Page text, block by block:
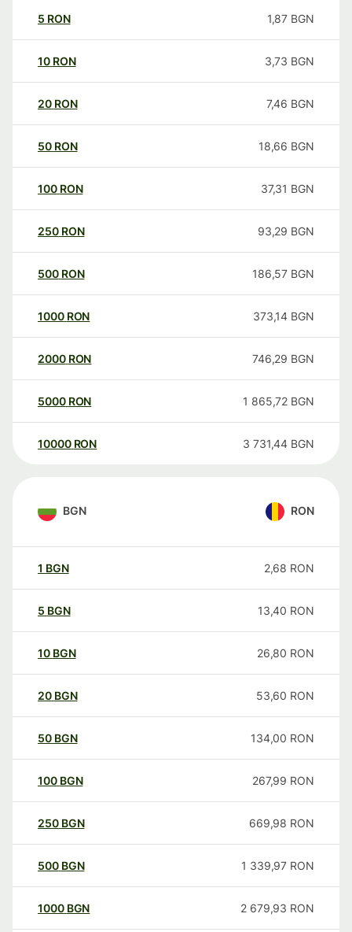
5 RON 1,87 BGN
10 RON 3,73 BGN
20 RON 7,46 BGN
50 RON 18,66 BGN
100 RON 37,31 BGN
250 RON 93,29 BGN
500 RON 186,57 BGN
1000 RON 373,14 BGN
2000 RON 746,29 BGN
5000 RON 1 865,72 BGN
10000 RON 3 731,44 BGN
BGN RON
1 BGN 2,68 RON
5 BGN 13,40 RON
10 BGN 26,80 RON
20 BGN 53,60 RON
50 BGN 134,00 RON
100 BGN 267,99 RON
250 BGN 669,98 RON
500 BGN 1 339,97 RON
1000 BGN 2 679,93 RON